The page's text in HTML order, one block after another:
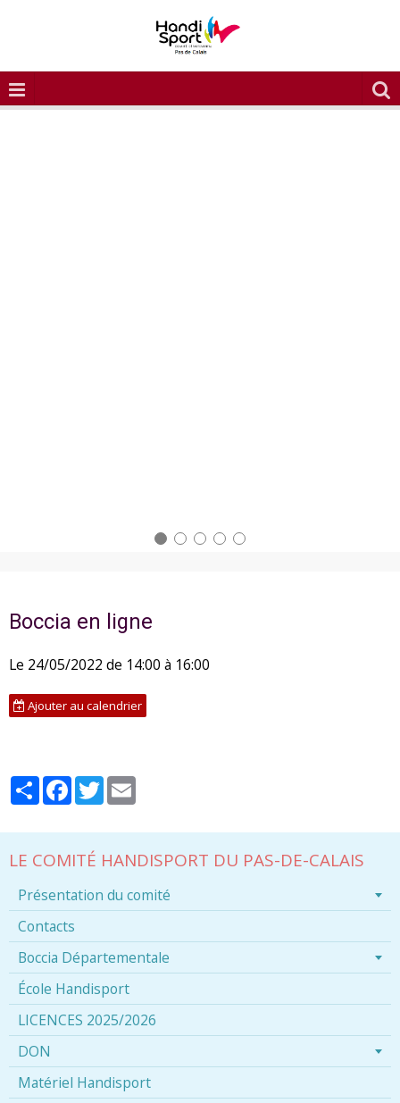
Boccia en ligne
Le 24/05/2022 de 14:00 à 16:00
Ajouter au calendrier
PartagerFacebook
Twitter
LE COMITÉ HANDISPORT DU PAS-DE-CALAIS
Présentation du comité
Contacts
Boccia Départementale
École Handisport
LICENCES 2025/2026
DON
Matériel Handisport